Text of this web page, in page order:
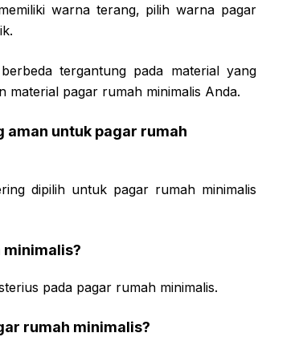
warna terang, pilih warna pagar
tergantung pada material yang
material pagar rumah minimalis Anda.
aman untuk pagar rumah
dipilih untuk pagar rumah minimalis
minimalis?
pada pagar rumah minimalis.
rumah minimalis?